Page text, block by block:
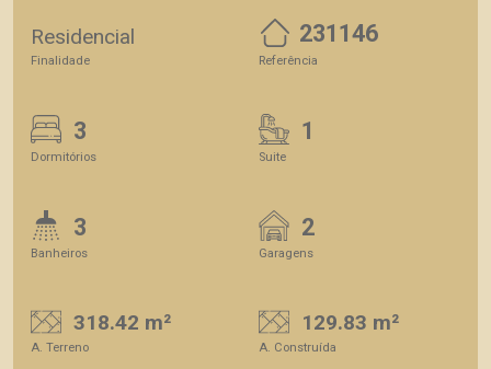
Residencial
Finalidade
231146
Referência
3
Dormitórios
1
Suite
3
Banheiros
2
Garagens
318.42 m²
A. Terreno
129.83 m²
A. Construída